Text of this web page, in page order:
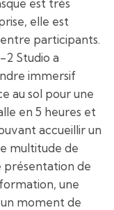
est très
elle est
entre participants.
2 Studio a
immersif
au sol pour une
en 5 heures et
accueillir un
multitude de
présentation de
une
moment de